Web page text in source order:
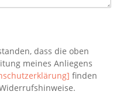
dass die oben
meines Anliegens
finden